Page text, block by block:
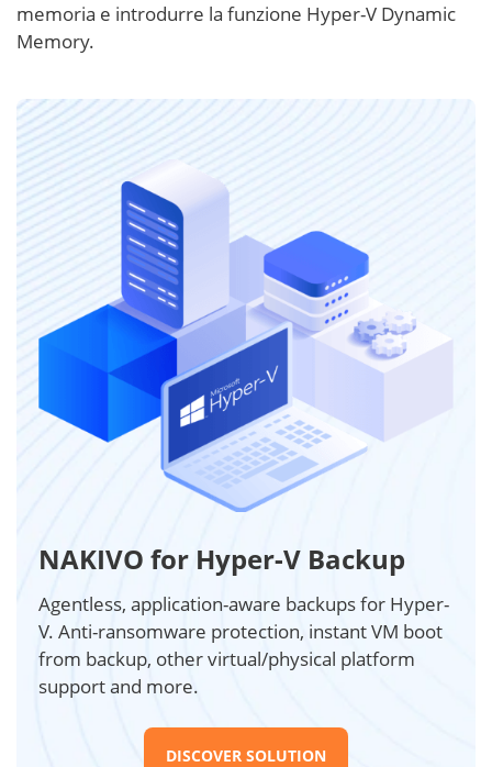
memoria e introdurre la funzione Hyper-V Dynamic
Memory.
NAKIVO for Hyper-V Backup
Agentless, application-aware backups for Hyper-
V. Anti-ransomware protection, instant VM boot
from backup, other virtual/physical platform
support and more.
DISCOVER SOLUTION